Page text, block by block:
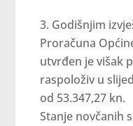
Godišnjim
Proračuna
utvrđen je višak
raspoloživ u
od 53.347,27 kn.
Stanje novčanih